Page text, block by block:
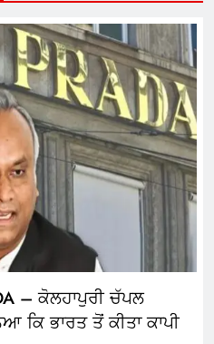
– ਕੋਲਹਾਪੁਰੀ ਚੱਪਲ
ਕਿ ਭਾਰਤ ਤੋਂ ਕੀਤਾ ਕਾਪੀ